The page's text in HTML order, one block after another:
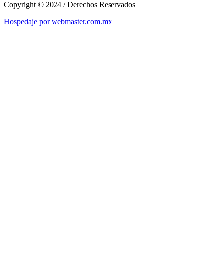
Copyright © 2024 / Derechos Reservados
Hospedaje por webmaster.com.mx